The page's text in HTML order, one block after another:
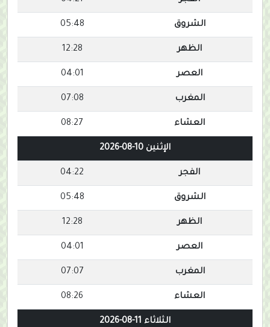
الشروق 05:48
الظهر 12:28
العصر 04:01
المغرب 07:08
العشاء 08:27
الإثنين 10-08-2026
الفجر 04:22
الشروق 05:48
الظهر 12:28
العصر 04:01
المغرب 07:07
العشاء 08:26
الثلاثاء 11-08-2026